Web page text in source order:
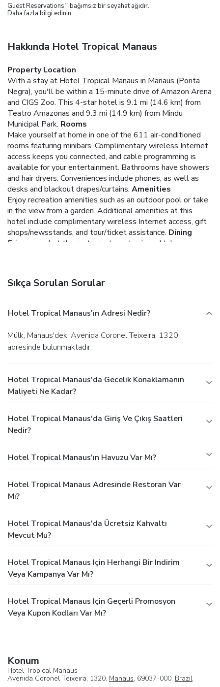
Guest Reservations TM bağımsız bir seyahat ağıdır.
Daha fazla bilgi edinin
Hakkında Hotel Tropical Manaus
Property Location
With a stay at Hotel Tropical Manaus in Manaus (Ponta
Negra), you'll be within a 15-minute drive of Amazon Arena
and CIGS Zoo. This 4-star hotel is 9.1 mi (14.6 km) from
Teatro Amazonas and 9.3 mi (14.9 km) from Mindu
Municipal Park. Rooms
Make yourself at home in one of the 611 air-conditioned
rooms featuring minibars. Complimentary wireless Internet
access keeps you connected, and cable programming is
available for your entertainment. Bathrooms have showers
and hair dryers. Conveniences include phones, as well as
desks and blackout drapes/curtains. Amenities
Enjoy recreation amenities such as an outdoor pool or take
in the view from a garden. Additional amenities at this
hotel include complimentary wireless Internet access, gift
shops/newsstands, and tour/ticket assistance. Dining
Enjoy a meal at the restaurant, or stay in and take
to 10 AM. Business, Other Amenities
24-hour front desk, and multilingual staff. Free self parking
is available onsite.
Sıkça Sorulan Sorular
Hotel Tropical Manaus'ın Adresi Nedir?
Mülk, Manaus'deki Avenida Coronel Teixeira, 1320
adresinde bulunmaktadır.
Hotel Tropical Manaus'da Gecelik Konaklamanın
Maliyeti Ne Kadar?
Hotel Tropical Manaus'da Giriş Ve Çıkış Saatleri
Nedir?
Hotel Tropical Manaus'ın Havuzu Var Mı?
Hotel Tropical Manaus Adresinde Restoran Var
Mı?
Hotel Tropical Manaus'da Ücretsiz Kahvaltı
Mevcut Mu?
Hotel Tropical Manaus Için Herhangi Bir Indirim
Veya Kampanya Var Mı?
Hotel Tropical Manaus Için Geçerli Promosyon
Veya Kupon Kodları Var Mı?
Konum
Hotel Tropical Manaus
Avenida Coronel Teixeira, 1320, Manaus, 69037-000, Brazil